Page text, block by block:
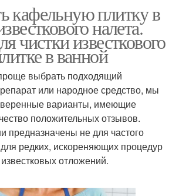
кафельную плитку в
налета.
чистки известкового
в ванной
выбрать подходящий
или народное средство, мы
варианты, имеющие
положительных отзывов.
предназначены не для частого
редких, искореняющих процедур
отложений.